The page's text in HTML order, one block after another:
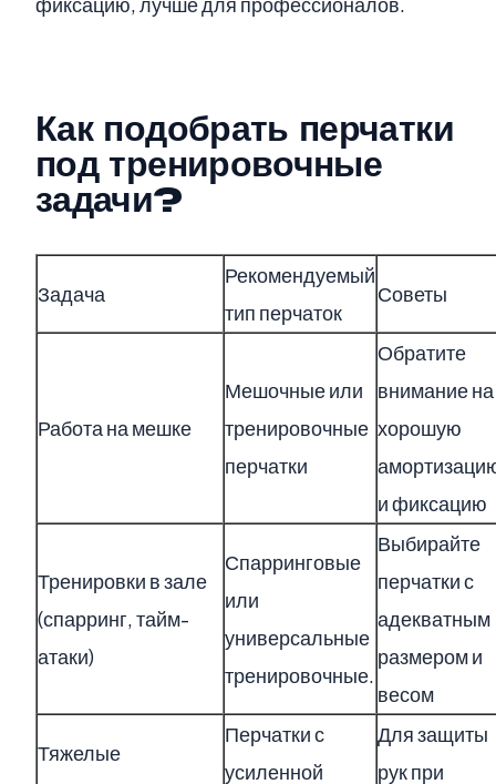
Как подобрать перчатки
под тренировочные
задачи?
Задача
Рекомендуемый
тип перчаток
Советы
Работа на мешке
Мешочные или
тренировочные
перчатки
Обратите
внимание на
хорошую
и фиксацию
Тренировки в зале
(спарринг, тайм-
атаки)
Спарринговые
или
универсальные
тренировочные.
Выбирайте
перчатки с
адекватным
размером и
весом
Тяжелые
Перчатки с
усиленной
Для защиты
рук при